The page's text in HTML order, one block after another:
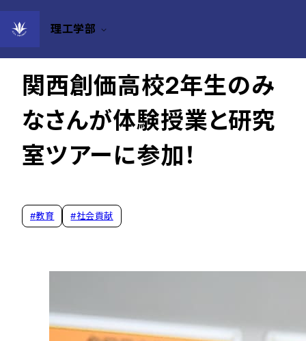
理工学部
2026年06月15日
関西創価高校2年生のみ
なさんが体験授業と研究
室ツアーに参加！
#教育 #社会貢献